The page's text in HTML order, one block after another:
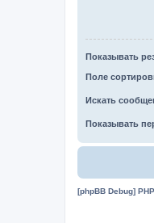
Показывать
Поле
Искать
Показывать
[phpBB Debug]